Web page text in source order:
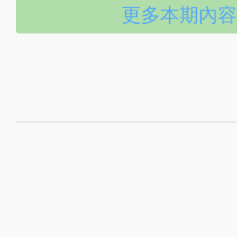
更多本期內容